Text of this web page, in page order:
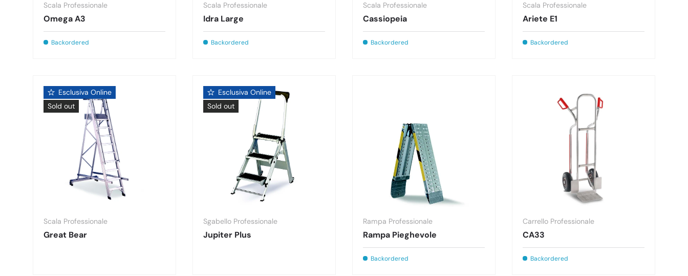
Scala Professionale
Omega A3
Backordered
Scala Professionale
Idra Large
Backordered
Scala Professionale
Cassiopeia
Backordered
Scala Professionale
Ariete E1
Backordered
Esclusiva Online
Sold out
Scala Professionale
Great Bear
Esclusiva Online
Sold out
Sgabello Professionale
Jupiter Plus
Rampa Professionale
Rampa Pieghevole
Backordered
Carrello Professionale
CA33
Backordered